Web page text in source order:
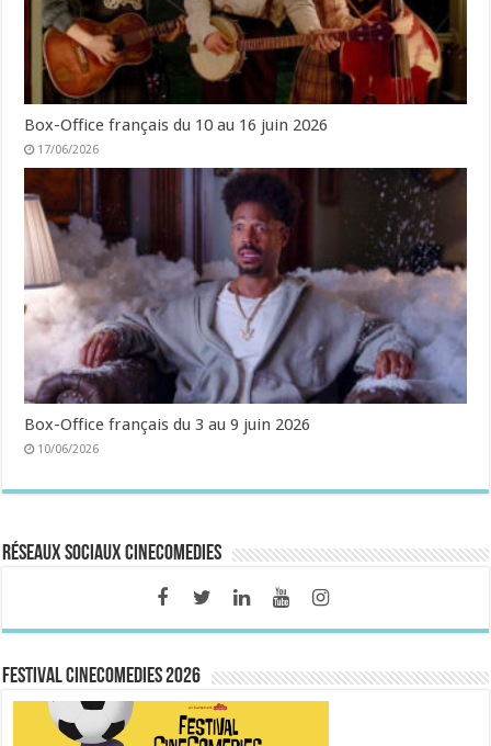
Box-Office français du 10 au 16 juin 2026
17/06/2026
Box-Office français du 3 au 9 juin 2026
10/06/2026
Réseaux sociaux CineComedies
FESTIVAL CINECOMEDIES 2026